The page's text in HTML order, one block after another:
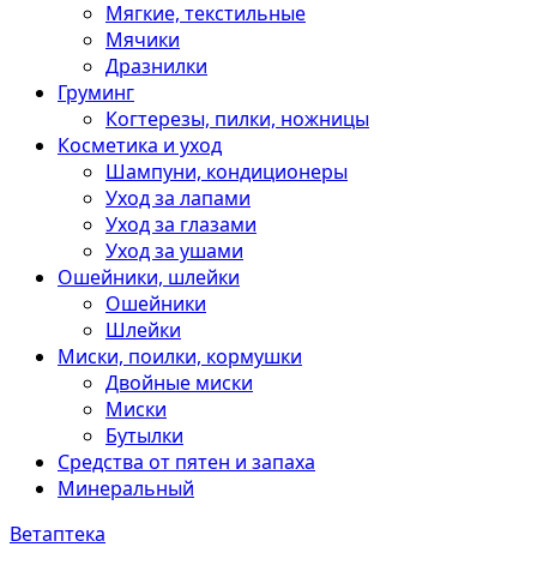
Мягкие, текстильные
Мячики
Дразнилки
Груминг
Когтерезы, пилки, ножницы
Косметика и уход
Шампуни, кондиционеры
Уход за лапами
Уход за глазами
Уход за ушами
Ошейники, шлейки
Ошейники
Шлейки
Миски, поилки, кормушки
Двойные миски
Миски
Бутылки
Средства от пятен и запаха
Минеральный
Ветаптека